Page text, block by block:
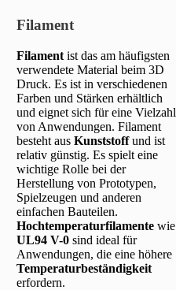
Filament
Filament ist das am häufigsten
verwendete Material beim 3D
Druck. Es ist in verschiedenen
Farben und Stärken erhältlich
und eignet sich für eine Vielzahl
von Anwendungen. Filament
besteht aus Kunststoffund ist
relativ günstig. Es spielt eine
wichtige Rolle bei der
Herstellung von Prototypen,
Spielzeugen und anderen
einfachen Bauteilen.
Hochtemperaturfilamente wie
UL94 V-0 sind ideal für
Anwendungen, die eine höhere
Temperaturbeständigkeit
erfordern.